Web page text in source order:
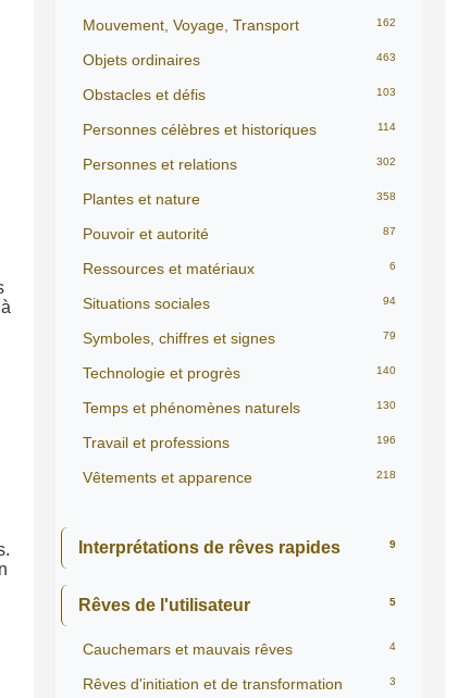
Mouvement, Voyage, Transport 162
Objets ordinaires 463
Obstacles et défis 103
Personnes célèbres et historiques 114
Personnes et relations 302
Plantes et nature 358
Pouvoir et autorité 87
Ressources et matériaux 6
Situations sociales 94
Symboles, chiffres et signes 79
Technologie et progrès 140
Temps et phénomènes naturels 130
Travail et professions 196
Vêtements et apparence 218
Interprétations de rêves rapides 9
Rêves de l'utilisateur 5
Cauchemars et mauvais rêves 4
Rêves d'initiation et de transformation 3